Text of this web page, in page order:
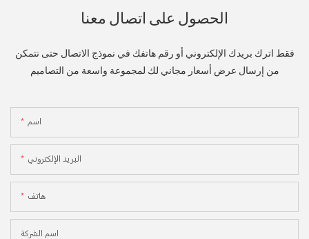
الحصول على اتصال معنا
فقط اترك بريدك الإلكتروني أو رقم هاتفك في نموذج الاتصال حتى نتمكن
من إرسال عرض أسعار مجاني لك لمجموعة واسعة من التصاميم
اسم
البريد الإلكتروني
هاتف
اسم الشركة